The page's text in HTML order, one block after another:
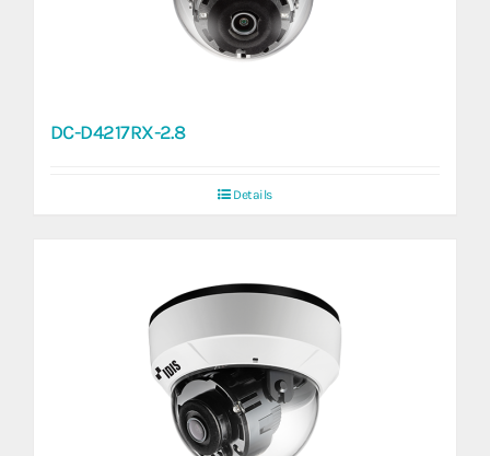
DC-D4217RX-2.8
Details